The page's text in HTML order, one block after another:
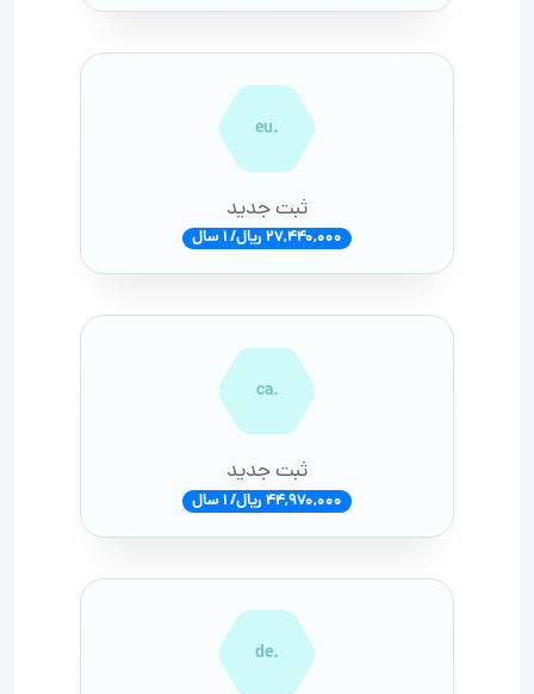
.eu
ثبت جدید
27,440,000 ریال/ 1 سال
.ca
ثبت جدید
44,970,000 ریال/ 1 سال
.de